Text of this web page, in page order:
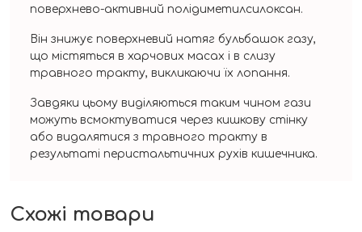
поверхнево-активний полідиметилсилоксан.
Він знижує поверхневий натяг бульбашок газу,
що містяться в харчових масах і в слизу
травного тракту, викликаючи їх лопання.
Завдяки цьому виділяються таким чином гази
можуть всмоктуватися через кишкову стінку
або видалятися з травного тракту в
результаті перистальтичних рухів кишечника.
Схожі товари